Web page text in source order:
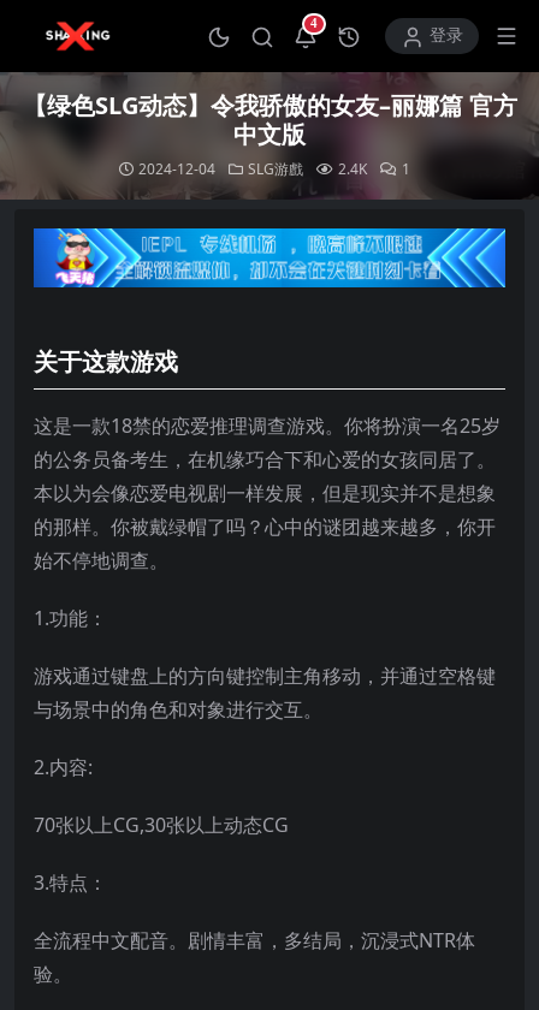
4
打开通知中心登录
【绿色SLG动态】令我骄傲的女友–丽娜篇 官方
中文版
2024-12-04 SLG游戲 2.4K 1
关于这款游戏
这是一款18禁的恋爱推理调查游戏。你将扮演一名25岁
的公务员备考生，在机缘巧合下和心爱的女孩同居了。
本以为会像恋爱电视剧一样发展，但是现实并不是想象
的那样。你被戴绿帽了吗？心中的谜团越来越多，你开
始不停地调查。
1.功能：
游戏通过键盘上的方向键控制主角移动，并通过空格键
与场景中的角色和对象进行交互。
2.内容:
70张以上CG,30张以上动态CG
3.特点：
全流程中文配音。剧情丰富，多结局，沉浸式NTR体
验。